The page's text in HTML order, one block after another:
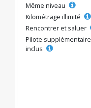
Même niveau
Kilométrage illimité
Rencontrer et saluer
Pilote supplémentaire
inclus